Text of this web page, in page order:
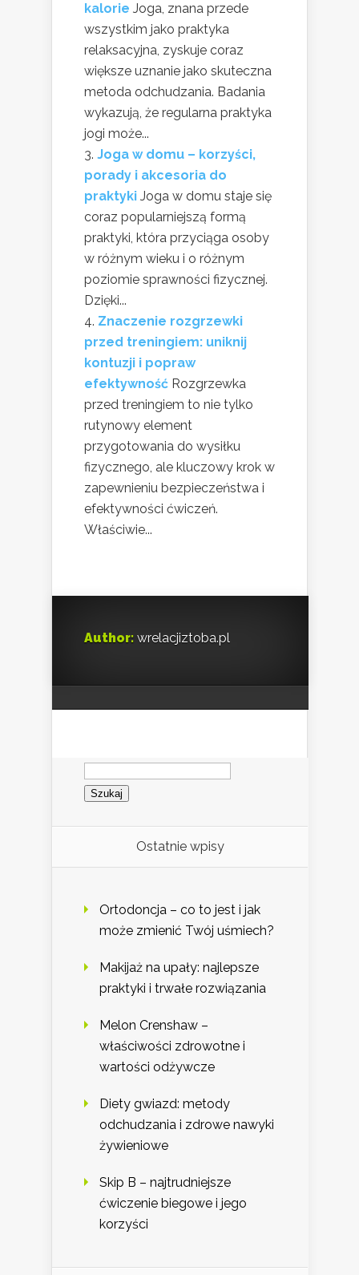
kalorie Joga, znana przede
wszystkim jako praktyka
relaksacyjna, zyskuje coraz
większe uznanie jako skuteczna
metoda odchudzania. Badania
wykazują, że regularna praktyka
jogi może...
Joga w domu – korzyści,
porady i akcesoria do
praktyki Joga w domu staje się
coraz popularniejszą formą
praktyki, która przyciąga osoby
w różnym wieku i o różnym
poziomie sprawności fizycznej.
Dzięki...
Znaczenie rozgrzewki
przed treningiem: uniknij
kontuzji i popraw
efektywność Rozgrzewka
przed treningiem to nie tylko
rutynowy element
przygotowania do wysiłku
fizycznego, ale kluczowy krok w
zapewnieniu bezpieczeństwa i
efektywności ćwiczeń.
Właściwie...
Author: wrelacjiztoba.pl
Szukaj:
Ostatnie wpisy
Ortodoncja – co to jest i jak
może zmienić Twój uśmiech?
Makijaż na upały: najlepsze
praktyki i trwałe rozwiązania
Melon Crenshaw –
właściwości zdrowotne i
wartości odżywcze
Diety gwiazd: metody
odchudzania i zdrowe nawyki
żywieniowe
Skip B – najtrudniejsze
ćwiczenie biegowe i jego
korzyści